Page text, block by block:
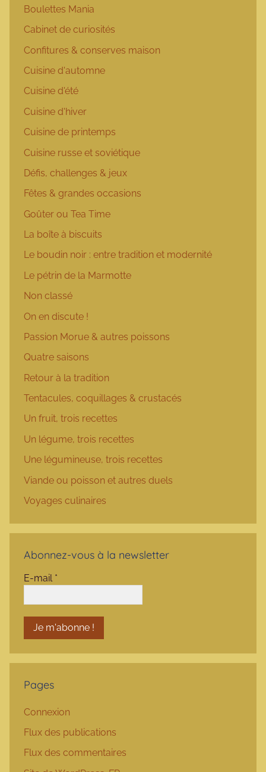
Boulettes Mania
Cabinet de curiosités
Confitures & conserves maison
Cuisine d'automne
Cuisine d'été
Cuisine d'hiver
Cuisine de printemps
Cuisine russe et soviétique
Défis, challenges & jeux
Fêtes & grandes occasions
Goûter ou Tea Time
La boîte à biscuits
Le boudin noir : entre tradition et modernité
Le pétrin de la Marmotte
Non classé
On en discute !
Passion Morue & autres poissons
Quatre saisons
Retour à la tradition
Tentacules, coquillages & crustacés
Un fruit, trois recettes
Un légume, trois recettes
Une légumineuse, trois recettes
Viande ou poisson et autres duels
Voyages culinaires
Abonnez-vous à la newsletter
E-mail *
Pages
Connexion
Flux des publications
Flux des commentaires